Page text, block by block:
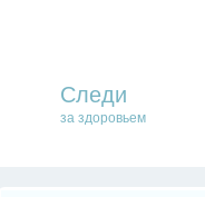
Следи
за здоровьем